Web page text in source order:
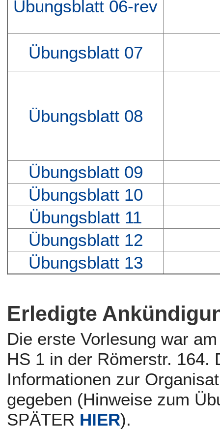
Übungsblatt 06-rev
Übungsblatt 07
Übungsblatt 08
Übungsblatt 09
Übungsblatt 10
Übungsblatt 11
Übungsblatt 12
Übungsblatt 13
Erledigte
Die erste Vorlesung war
HS 1 in der Römerstr. 164.
Informationen zur
gegeben (Hinweise zum
SPÄTER HIER).